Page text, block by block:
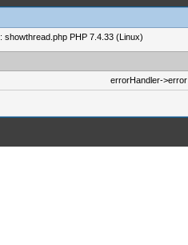
PHP 7.4.33 (Linux)
errorHandler->error